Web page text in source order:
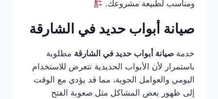
ومناسب لطبيعة مشروعك.
صيانة أبواب حديد في الشارقة
خدمة صيانة أبواب حديد في الشارقة مطلوبة
باستمرار لأن الأبواب الحديدية تتعرض للاستخدام
اليومي والعوامل الجوية، مما قد يؤدي مع الوقت
إلى ظهور بعض المشاكل مثل صعوبة الفتح